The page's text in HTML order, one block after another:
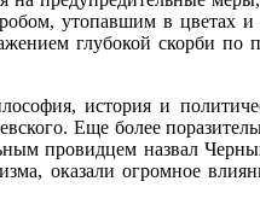
утопавшим в цветах и
глубокой скорби по
история и
Еще более
провидцем назвал
оказали огромное